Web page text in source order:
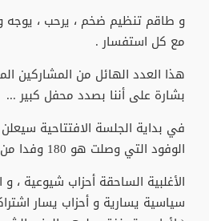
و طاقم تنظيم ضخم ، يرحب ، يوجه و
مع كل استفسار .
هذا العدد الهائل من المشاركين
بشارة على أننا بصدد محفل كبير ...
في بداية الجلسة الافتتاحية
الوفود التي وصلت هو 180 وفدا من 100 دولة .
الأغلبية الساحقة أحزاب شيوعية ،
سياسية يسارية و أحزاب يسار